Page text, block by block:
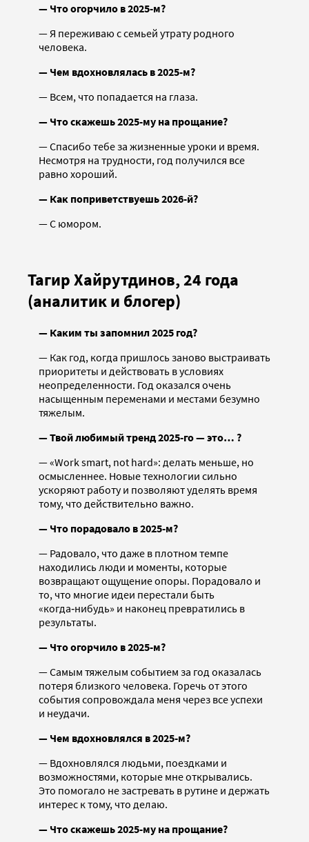
— Что огорчило в 2025-м?
— Я переживаю с семьей утрату родного
человека.
— Чем вдохновлялась в 2025-м?
— Всем, что попадается на глаза.
— Что скажешь 2025-му на прощание?
— Спасибо тебе за жизненные уроки и время.
Несмотря на трудности, год получился все
равно хороший.
— Как поприветствуешь 2026-й?
— С юмором.
Тагир Хайрутдинов, 24 года
(аналитик и блогер)
— Каким ты запомнил 2025 год?
— Как год, когда пришлось заново выстраивать
приоритеты и действовать в условиях
неопределенности. Год оказался очень
насыщенным переменами и местами безумно
тяжелым.
— Твой любимый тренд 2025-го — это… ?
— «Work smart, not hard»: делать меньше, но
осмысленнее. Новые технологии сильно
ускоряют работу и позволяют уделять время
тому, что действительно важно.
— Что порадовало в 2025-м?
— Радовало, что даже в плотном темпе
находились люди и моменты, которые
возвращают ощущение опоры. Порадовало и
то, что многие идеи перестали быть
«когда‑нибудь» и наконец превратились в
результаты.
— Что огорчило в 2025-м?
— Самым тяжелым событием за год оказалась
потеря близкого человека. Горечь от этого
события сопровождала меня через все успехи
и неудачи.
— Чем вдохновлялся в 2025-м?
— Вдохновлялся людьми, поездками и
возможностями, которые мне открывались.
Это помогало не застревать в рутине и держать
интерес к тому, что делаю.
— Что скажешь 2025-му на прощание?